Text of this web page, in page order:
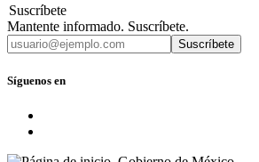
Suscríbete
Mantente informado. Suscríbete.
Suscríbete
Síguenos en